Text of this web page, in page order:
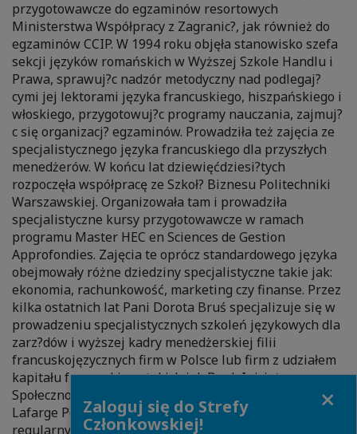
przygotowawcze do egzaminów resortowych
Ministerstwa Współpracy z Zagranic?, jak również do
egzaminów CCIP. W 1994 roku objęła stanowisko szefa
sekcji języków romańskich w Wyższej Szkole Handlu i
Prawa, sprawuj?c nadzór metodyczny nad podlegaj?
cymi jej lektorami języka francuskiego, hiszpańskiego i
włoskiego, przygotowuj?c programy nauczania, zajmuj?
c się organizacj? egzaminów. Prowadziła też zajęcia ze
specjalistycznego języka francuskiego dla przyszłych
menedżerów. W końcu lat dziewięćdziesi?tych
rozpoczęła współpracę ze Szkoł? Biznesu Politechniki
Warszawskiej. Organizowała tam i prowadziła
specjalistyczne kursy przygotowawcze w ramach
programu Master HEC en Sciences de Gestion
Approfondies. Zajęcia te oprócz standardowego języka
obejmowały różne dziedziny specjalistyczne takie jak:
ekonomia, rachunkowość, marketing czy finanse. Przez
kilka ostatnich lat Pani Dorota Bruś specjalizuje się w
prowadzeniu specjalistycznych szkoleń językowych dla
zarz?dów i wyższej kadry menedżerskiej filii
francuskojęzycznych firm w Polsce lub firm z udziałem
kapitału francuskiego takich jak Bank Inicjatyw
Społeczno-Ekonomicznych S.A., Schneider Polska,
Lafarge Polska S.A., Edipresse Polska S.A. Bierze także
regularny udział w stażach pedagogicznych
Zaloguj się do Strefy
Członkowskiej!